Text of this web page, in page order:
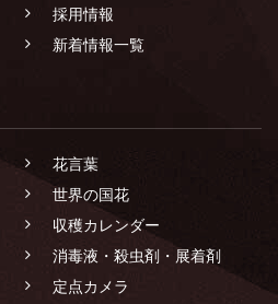
採用情報
新着情報一覧
花言葉
世界の国花
収穫カレンダー
消毒液・殺虫剤・展着剤
定点カメラ